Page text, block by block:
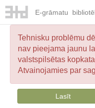
E-grāmatu
Tehnisku problēmu
nav pieejama jaunu
valstspilsētas
Atvainojamies par
Lasīt